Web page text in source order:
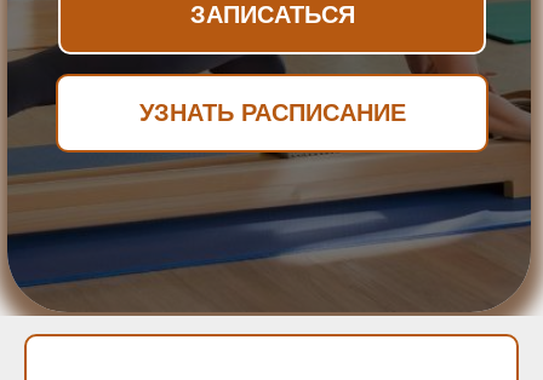
ЗАПИСАТЬСЯ
УЗНАТЬ РАСПИСАНИЕ